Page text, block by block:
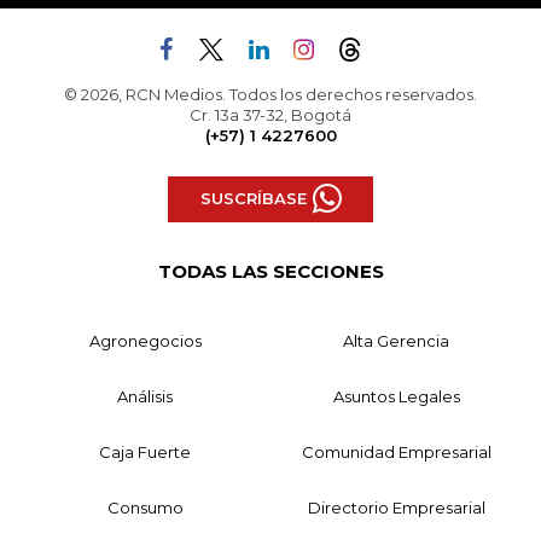
© 2026, RCN Medios. Todos los derechos reservados.
Cr. 13a 37-32, Bogotá
(+57) 1 4227600
SUSCRÍBASE
TODAS LAS SECCIONES
Agronegocios Alta Gerencia
Análisis Asuntos Legales
Caja Fuerte Comunidad Empresarial
Consumo Directorio Empresarial